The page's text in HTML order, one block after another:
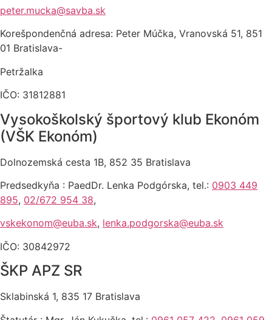
peter.mucka@savba.sk
Korešpondenčná adresa: Peter Múčka, Vranovská 51, 851
01 Bratislava-
Petržalka
IČO: 31812881
Vysokoškolský športový klub Ekonóm
(VŠK Ekonóm)
Dolnozemská cesta 1B, 852 35 Bratislava
Predsedkyňa : PaedDr. Lenka Podgórska, tel.: 0903 449
895, 02/672 954 38,
vskekonom@euba.sk, lenka.podgorska@euba.sk
IČO: 30842972
ŠKP APZ SR
Sklabinská 1, 835 17 Bratislava